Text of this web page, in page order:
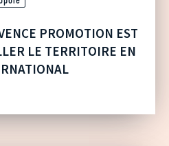
PROMOTION EST
LE TERRITOIRE EN